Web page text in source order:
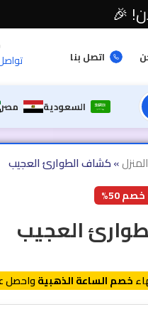
اتصل بنا
السعودية مصر
المنزل»كشاف الطوارئ العجيب
خصم 50%
العجيب
خصم الساعة الذهبيةواحصل
🎉